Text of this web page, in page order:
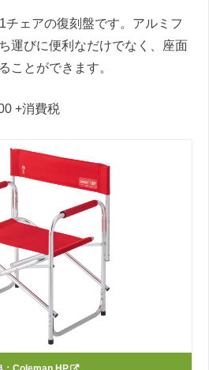
チェアの復刻盤です。アルミフ
運びに便利なだけでなく、座面
ことができます。
+消費税